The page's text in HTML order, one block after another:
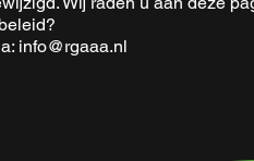
info@rgaaa.nl